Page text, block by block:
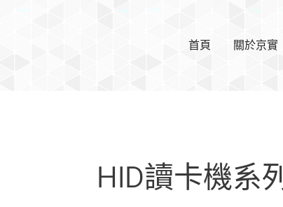
首頁 關於京實
HID讀卡機系列